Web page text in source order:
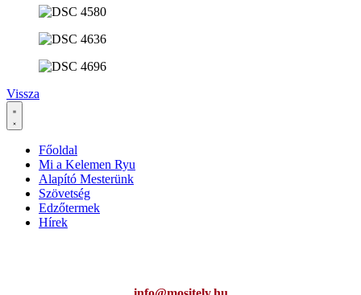
Vissza
Főoldal
Mi a Kelemen Ryu
Alapító Mesterünk
Szövetség
Edzőtermek
Hírek